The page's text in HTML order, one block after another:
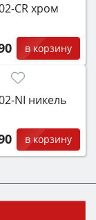
CR хром
в корзину
NI никель
в корзину